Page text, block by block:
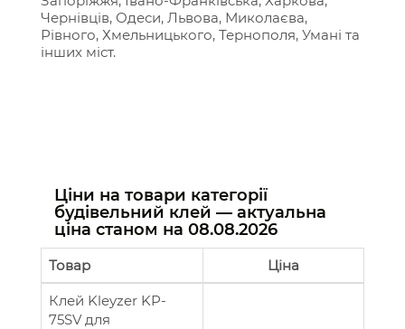
Чернівців, Одеси, Львова, Миколаєва,
Рівного, Хмельницького, Тернополя, Умані та
інших міст.
Ціни на товари категорії
будівельний клей — актуальна
ціна станом на 08.08.2026
Товар Ціна
Клей Kleyzer KP-
75SV для